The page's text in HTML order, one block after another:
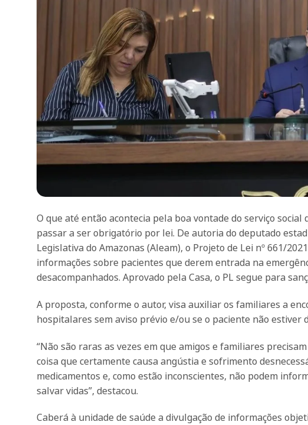
O que até então acontecia pela boa vontade do serviço
passar a ser obrigatório por lei. De autoria do deputado
Legislativa do Amazonas (Aleam), o Projeto de Lei nº 661/
informações sobre pacientes que derem entrada na
desacompanhados. Aprovado pela Casa, o PL segue para
A proposta, conforme o autor, visa auxiliar os familiares a
hospitalares sem aviso prévio e/ou se o paciente não estiver
“Não são raras as vezes em que amigos e familiares
coisa que certamente causa angústia e sofrimento
medicamentos e, como estão inconscientes, não podem
salvar vidas”, destacou.
Caberá à unidade de saúde a divulgação de informações